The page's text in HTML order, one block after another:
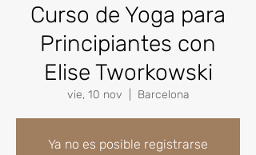
Curso de Yoga para
Principiantes con
Elise Tworkowski
vie, 10 nov Barcelona
Ya no es posible registrarse